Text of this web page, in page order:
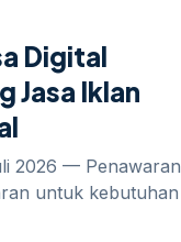
Digital
Jasa Iklan
2026 — Penawaran
untuk kebutuhan